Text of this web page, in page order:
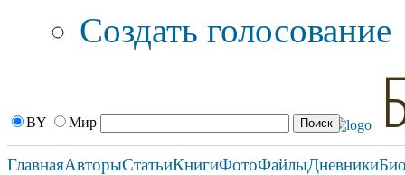
Создать голосование
BY Мир
ГлавнаяАвторыСтатьиКнигиФотоФайлыДневники